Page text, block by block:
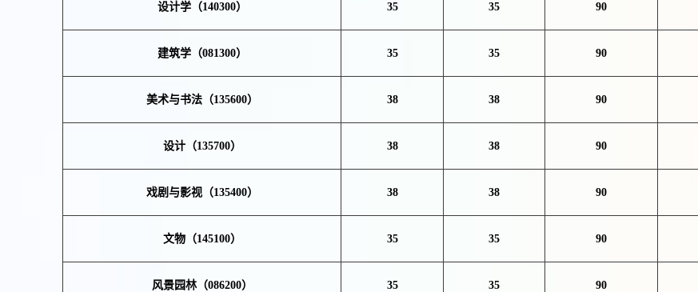
设计学（140300） 35 35 90
建筑学（081300） 35 35 90
美术与书法（135600） 38 38 90
设计（135700） 38 38 90
戏剧与影视（135400） 38 38 90
文物（145100） 35 35 90
风景园林（086200） 35 35 90